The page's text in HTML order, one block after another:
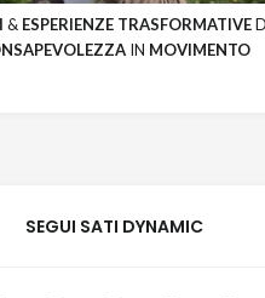
& ESPERIENZE TRASFORMATIVE
IN MOVIMENTO
SEGUI SATI DYNAMIC